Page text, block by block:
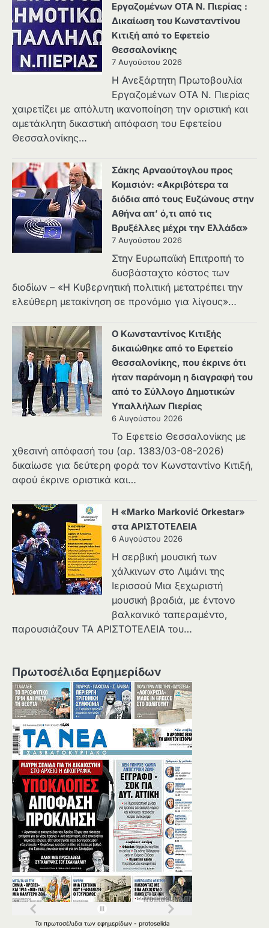
Εργαζομένων ΟΤΑ Ν. Πιερίας :
Δικαίωση του Κωνσταντίνου
Κιτιξή από το Εφετείο
Θεσσαλονίκης
7 Αυγούστου 2026
Η Ανεξάρτητη Πρωτοβουλία
Εργαζομένων ΟΤΑ Ν. Πιερίας
χαιρετίζει με απόλυτη ικανοποίηση την οριστική και
αμετάκλητη δικαστική απόφαση του Εφετείου
Θεσσαλονίκης…
Σάκης Αρναούτογλου προς
Κομισιόν: «Ακριβότερα τα
διόδια από τους Ευζώνους στην
Αθήνα απ’ ό,τι από τις
Βρυξέλλες μέχρι την Ελλάδα»
7 Αυγούστου 2026
Στην Ευρωπαϊκή Επιτροπή το
δυσβάσταχτο κόστος των
διοδίων – «Η Κυβερνητική πολιτική μετατρέπει την
ελεύθερη μετακίνηση σε προνόμιο για λίγους»…
Ο Κωνσταντίνος Κιτιξής
δικαιώθηκε από το Εφετείο
Θεσσαλονίκης, που έκρινε ότι
ήταν παράνομη η διαγραφή του
από το Σύλλογο Δημοτικών
Υπαλλήλων Πιερίας
6 Αυγούστου 2026
Το Εφετείο Θεσσαλονίκης με
χθεσινή απόφασή του (αρ. 1383/03-08-2026)
δικαίωσε για δεύτερη φορά τον Κωνσταντίνο Κιτιξή,
αφού έκρινε οριστικά και…
Η «Marko Marković Orkestar»
στα ΑΡΙΣΤΟΤΕΛΕΙΑ
6 Αυγούστου 2026
Η σερβική μουσική των
χάλκινων στο Λιμάνι της
Ιερισσού Μια ξεχωριστή
μουσική βραδιά, με έντονο
βαλκανικό ταπεραμέντο,
παρουσιάζουν ΤΑ ΑΡΙΣΤΟΤΕΛΕΙΑ του…
Πρωτοσέλιδα Εφημερίδων
Τα πρωτοσέλιδα των εφημερίδων - protoselida